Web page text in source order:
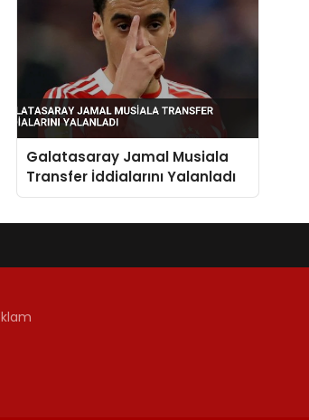
Galatasaray Jamal Musiala
Transfer İddialarını Yalanladı